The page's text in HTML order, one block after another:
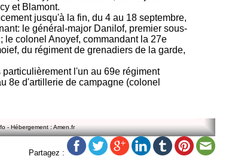
et Blamont.
jusqu'à la fin, du 4 au 18 septembre,
le général-major Danilof, premier sous-
le colonel Anoyef, commandant la 27e
du régiment de grenadiers de la garde,
l'un au 69e régiment
8e d'artillerie de campagne (colonel
- Hébergement : Amen.fr
Partagez :